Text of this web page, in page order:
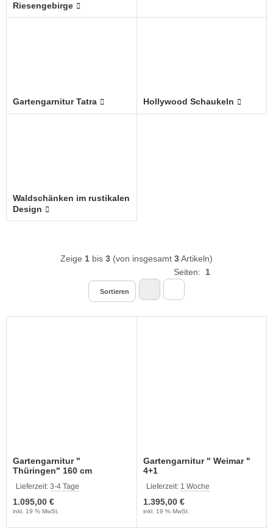
Riesengebirge
Gartengarnitur Tatra Hollywood Schaukeln
Waldschänken im rustikalen
Design
Sortieren
Zeige 1 bis 3 (von insgesamt 3Artikeln)
Seiten: 1
Gartengarnitur "
Thüringen" 160 cm
Lieferzeit: 3-4 Tage
1.095,00 €
inkl. 19 % MwSt.
Gartengarnitur " Weimar "
4+1
Lieferzeit: 1 Woche
1.395,00 €
inkl. 19 % MwSt.